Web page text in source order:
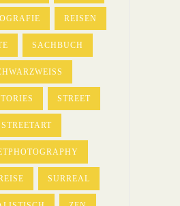
REISEN
SACHBUCH
STREET
STREETART
SURREAL